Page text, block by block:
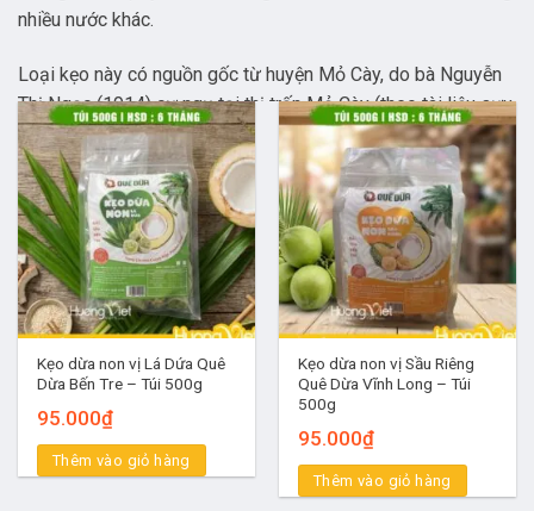
nhiều nước khác.
Loại kẹo này có nguồn gốc từ huyện Mỏ Cày, do bà Nguyễn
Thị Ngọc (1914) cư ngụ tại thị trấn Mỏ Cày (theo tài liệu sưu
tầm). Đến năm 1970, bà Nguyễn Thị Vinh ở Bến Tre đã sáng
tạo ra công thức chế biến kẹo mới.
Bà thành lập cơ sở sản xuất đầu tiên tại thị xã Bến Tre, đặt
tên là Thanh Long. Đây cũng chính là thương hiệu đầu tiên
làm nên món kẹo ngon khó cưỡng này.
Nối tiếp thành công đó,kẹo dừa Bến Trebà Hai Tỏ được
thành lập từ năm 1976 đến nay. Dù có nhiều cơ sở mới xuất
hiện nhưng hương vị truyền thống vẫn có vị trí nhất định
trong lòng người tiêu dùng Việt.
Kẹo dừa non vị Lá Dứa Quê
Dừa Bến Tre – Túi 500g
95.000₫
Thêm vào giỏ hàng
Kẹo dừa non vị Sầu Riêng
Quê Dừa Vĩnh Long – Túi
500g
95.000₫
Thêm vào giỏ hàng